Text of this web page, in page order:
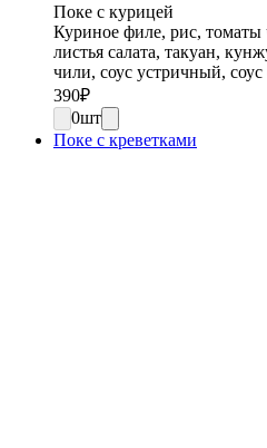
Поке с курицей
Куриное филе, рис, томаты
листья салата, такуан,
чили, соус устричный,
390₽
0шт
Поке с креветками